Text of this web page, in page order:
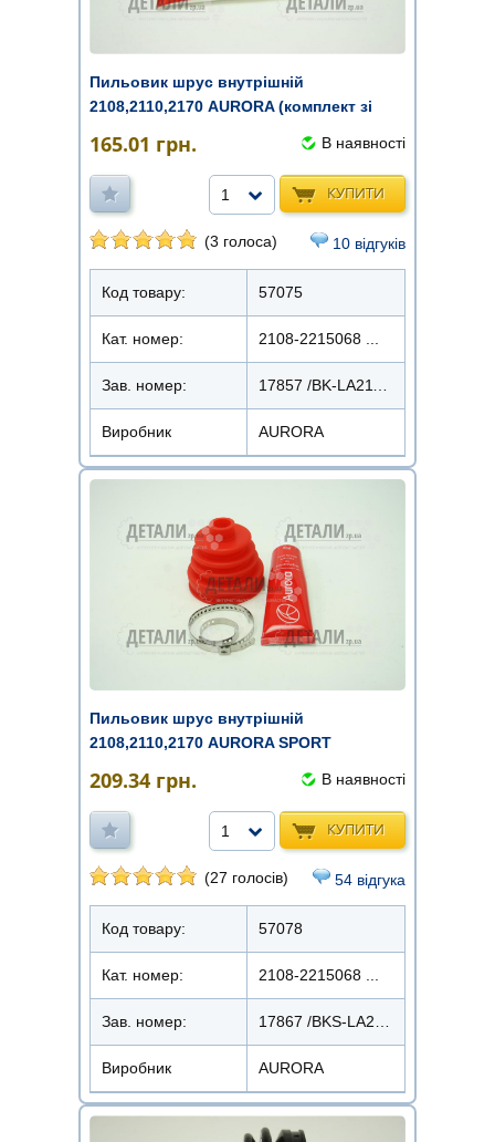
Пильовик шрус внутрішній
2108,2110,2170 AURORA (комплект зі
165.01 грн. В наявності
КУПИТИ
1
(3 голоса) 10 відгуків
Код товару: 57075
Кат. номер: 2108-2215068 ...
Зав. номер: 17857 /BK-LA2110IN
Виробник AURORA
Пильовик шрус внутрішній
2108,2110,2170 AURORA SPORT
209.34 грн. В наявності
КУПИТИ
1
(27 голосів) 54 відгука
Код товару: 57078
Кат. номер: 2108-2215068 ...
Зав. номер:
Виробник AURORA